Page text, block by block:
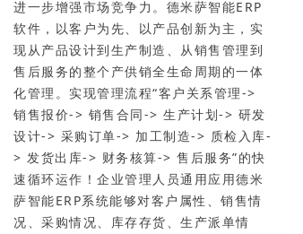
联系我们
进一步增强市场竞争力。德米萨智能ERP
软件，以客户为先、以产品创新为主，实
现从产品设计到生产制造、从销售管理到
售后服务的整个产供销全生命周期的一体
化管理。实现管理流程“客户关系管理->
销售报价-> 销售合同-> 生产计划-> 研发
设计-> 采购订单-> 加工制造-> 质检入库-
> 发货出库-> 财务核算-> 售后服务”的快
速循环运作！企业管理人员通用应用德米
萨智能ERP系统能够对客户属性、销售情
况、采购情况、库存存货、生产派单情